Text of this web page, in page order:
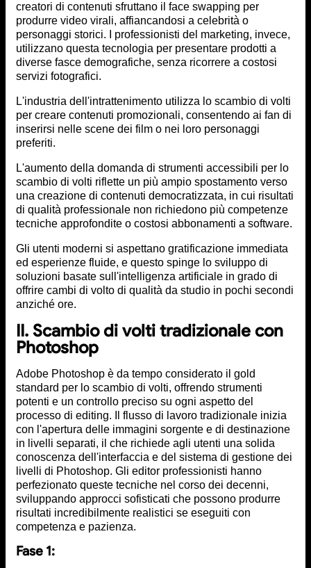
creatori di contenuti sfruttano il face swapping per
produrre video virali, affiancandosi a celebrità o
personaggi storici. I professionisti del marketing, invece,
utilizzano questa tecnologia per presentare prodotti a
diverse fasce demografiche, senza ricorrere a costosi
servizi fotografici.
L'industria dell'intrattenimento utilizza lo scambio di volti
per creare contenuti promozionali, consentendo ai fan di
inserirsi nelle scene dei film o nei loro personaggi
preferiti.
L'aumento della domanda di strumenti accessibili per lo
scambio di volti riflette un più ampio spostamento verso
una creazione di contenuti democratizzata, in cui risultati
di qualità professionale non richiedono più competenze
tecniche approfondite o costosi abbonamenti a software.
Gli utenti moderni si aspettano gratificazione immediata
ed esperienze fluide, e questo spinge lo sviluppo di
soluzioni basate sull'intelligenza artificiale in grado di
offrire cambi di volto di qualità da studio in pochi secondi
anziché ore.
II. Scambio di volti tradizionale con
Photoshop
Adobe Photoshop è da tempo considerato il gold
standard per lo scambio di volti, offrendo strumenti
potenti e un controllo preciso su ogni aspetto del
processo di editing. Il flusso di lavoro tradizionale inizia
con l'apertura delle immagini sorgente e di destinazione
in livelli separati, il che richiede agli utenti una solida
conoscenza dell'interfaccia e del sistema di gestione dei
livelli di Photoshop. Gli editor professionisti hanno
perfezionato queste tecniche nel corso dei decenni,
sviluppando approcci sofisticati che possono produrre
risultati incredibilmente realistici se eseguiti con
competenza e pazienza.
Fase 1: